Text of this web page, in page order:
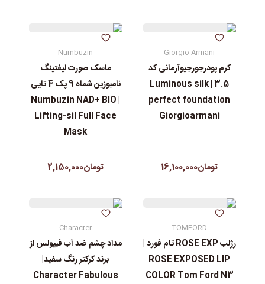
Giorgio Armani
کرم پودرجورجیوآرمانی کد
3.5 | Luminous silk
perfect foundation
Giorgioarmani
تومان16,100,000
Numbuzin
ماسک صورت لیفتینگ
نامبوزین شماه 9 پک 4 تایی
| Numbuzin NAD+ BIO
Lifting-sil Full Face
Mask
تومان2,150,000
TOMFORD
رژلب ROSE EXP تام فورد |
ROSE EXPOSED LIP
COLOR Tom Ford N3
Character
مداد چشم ضد آب فبیولس از
برند کرکتر رنگ سفید|
Character Fabulous